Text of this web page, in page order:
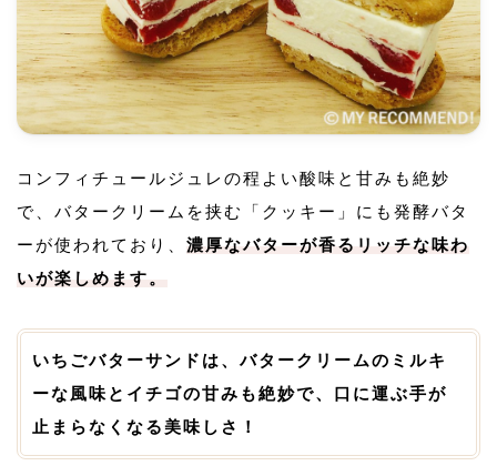
コンフィチュールジュレの程よい酸味と甘みも絶妙
で、バタークリームを挟む「クッキー」にも発酵バタ
ーが使われており、 濃厚なバターが香るリッチな味わ
いが楽しめます。
いちごバターサンドは、バタークリームのミルキ
ーな風味とイチゴの甘みも絶妙で、口に運ぶ手が
止まらなくなる美味しさ！